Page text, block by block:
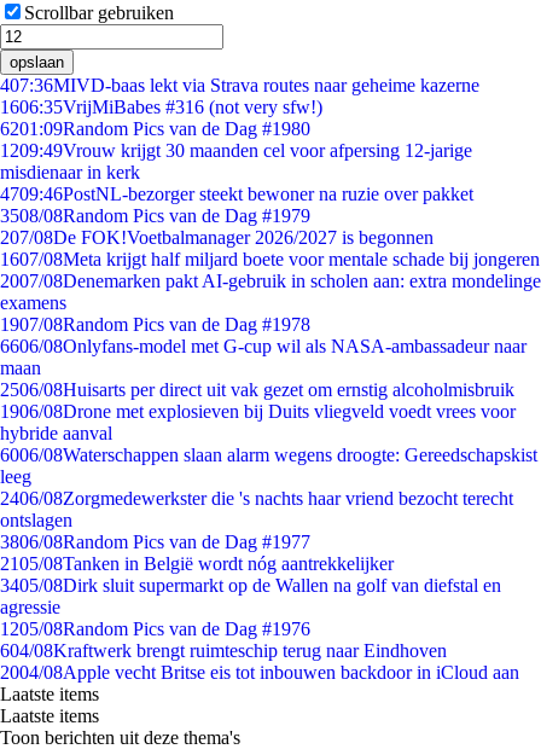
Scrollbar gebruiken
opslaan
407:36MIVD-baas lekt via Strava routes naar geheime kazerne
1606:35VrijMiBabes #316 (not very sfw!)
6201:09Random Pics van de Dag #1980
1209:49Vrouw krijgt 30 maanden cel voor afpersing 12-jarige
misdienaar in kerk
4709:46PostNL-bezorger steekt bewoner na ruzie over pakket
3508/08Random Pics van de Dag #1979
207/08De FOK!Voetbalmanager 2026/2027 is begonnen
1607/08Meta krijgt half miljard boete voor mentale schade bij jongeren
2007/08Denemarken pakt AI-gebruik in scholen aan: extra mondelinge
examens
1907/08Random Pics van de Dag #1978
6606/08Onlyfans-model met G-cup wil als NASA-ambassadeur naar
maan
2506/08Huisarts per direct uit vak gezet om ernstig alcoholmisbruik
1906/08Drone met explosieven bij Duits vliegveld voedt vrees voor
hybride aanval
6006/08Waterschappen slaan alarm wegens droogte: Gereedschapskist
leeg
2406/08Zorgmedewerkster die 's nachts haar vriend bezocht terecht
ontslagen
3806/08Random Pics van de Dag #1977
2105/08Tanken in België wordt nóg aantrekkelijker
3405/08Dirk sluit supermarkt op de Wallen na golf van diefstal en
agressie
1205/08Random Pics van de Dag #1976
604/08Kraftwerk brengt ruimteschip terug naar Eindhoven
2004/08Apple vecht Britse eis tot inbouwen backdoor in iCloud aan
Laatste items
Laatste items
Toon berichten uit deze thema's